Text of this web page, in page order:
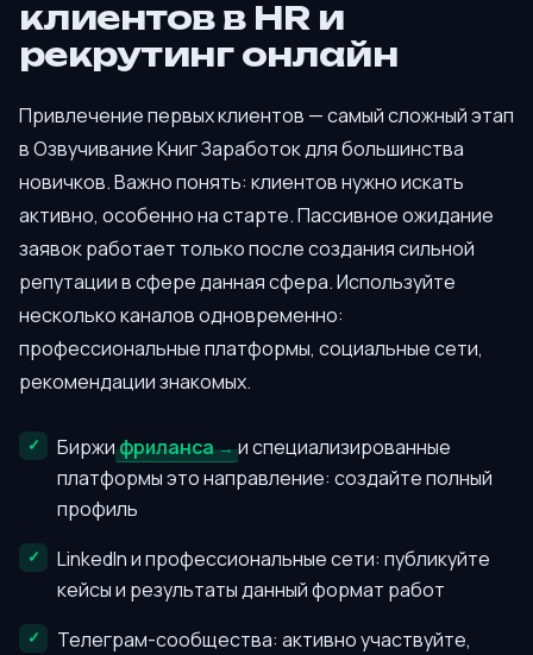
клиентов в HR и
рекрутинг онлайн
Привлечение первых клиентов — самый сложный этап
в Озвучивание Книг Заработок для большинства
новичков. Важно понять: клиентов нужно искать
активно, особенно на старте. Пассивное ожидание
заявок работает только после создания сильной
репутации в сфере данная сфера. Используйте
несколько каналов одновременно:
профессиональные платформы, социальные сети,
рекомендации знакомых.
Биржифриланса
и специализированные
платформы это направление: создайте полный
профиль
LinkedIn и профессиональные сети: публикуйте
кейсы и результаты данный формат работ
Телеграм-сообщества: активно участвуйте,